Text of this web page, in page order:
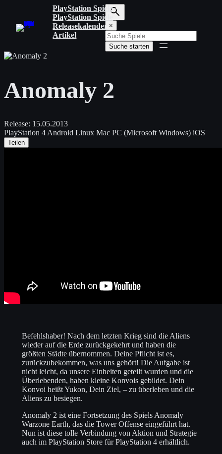
springen
PlayStation Spiele
PlayStation Spiele
Releasekalender
Artikel
S
u
c
h
r
i
i
×
Suche starten
Anomaly 2
Release: 15.05.2013
PlayStation 4 Android Linux Mac PC (Microsoft Windows) iOS
Teilen
Befehlshaber! Nach dem letzten Krieg sind die Aliens
wieder auf die Erde zurückgekehrt und haben die
größten Städte übernommen. Deine Pflicht ist es,
zurückzubekommen, was uns gehört! Die Aufgabe ist
nicht leicht, da unsere Einheiten geteilt wurden und die
Überlebenden, haben kleine Konvois gebildet. Dein
Konvoi heißt Yukon, Dein Ziel, – zu überleben und die
Aliens zu besiegen.
Anomaly 2 ist eine Fortsetzung des Spiels Anomaly
Warzone Earth, das die Tower Offense eingeführt hat.
Nun ist diese tolle Verbindung von Aktion und Strategie
auch im PlayStation Store für PlayStation 4 erhältlich.